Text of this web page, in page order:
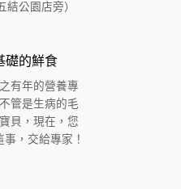
公園店旁）
礎的鮮食
有年的營養專
管是生病的毛
貝，現在，您
，交給專家！